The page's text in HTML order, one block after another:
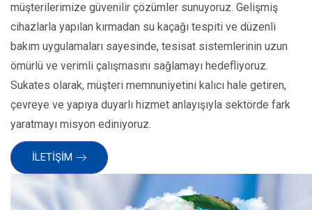
müşterilerimize güvenilir çözümler sunuyoruz. Gelişmiş
cihazlarla yapılan kırmadan su kaçağı tespiti ve düzenli
bakım uygulamaları sayesinde, tesisat sistemlerinin uzun
ömürlü ve verimli çalışmasını sağlamayı hedefliyoruz.
Sukates olarak, müşteri memnuniyetini kalıcı hale getiren,
çevreye ve yapıya duyarlı hizmet anlayışıyla sektörde fark
yaratmayı misyon ediniyoruz.
İLETİŞİM